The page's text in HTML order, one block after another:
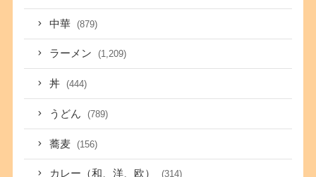
中華 (879)
ラーメン (1,209)
丼 (444)
うどん (789)
蕎麦 (156)
カレー（和、洋、欧） (314)